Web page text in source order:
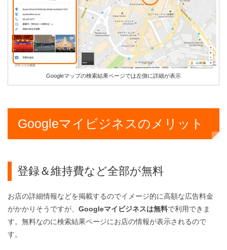
Googleマップの検索結果ページでは左側に詳細が表示
Googleマイビジネスのメリット
登録＆維持費など全部が無料
お店の詳細情報などを掲載するのでイメージ的に高額な広告料金
がかかりそうですが、 Googleマイビジネスは無料で利用できま
す。無料なのに検索結果ページにお店の情報が表示されるので
す。